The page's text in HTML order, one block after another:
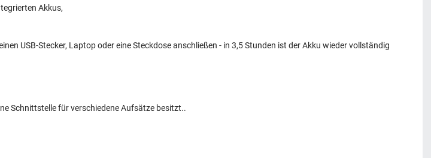
Akkus,
USB-Stecker, Laptop oder eine Steckdose anschließen - in 3,5 Stunden ist der Akku wieder vollständig
Schnittstelle für verschiedene Aufsätze besitzt..